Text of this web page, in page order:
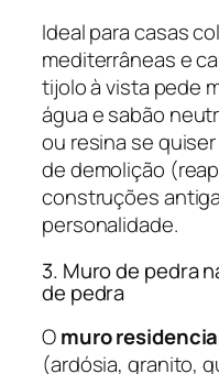
Ideal para casas
mediterrâneas e
tijolo à vista pede
água e sabão
ou resina se
de demolição
construções
personalidade.
3. Muro de pedra
de pedra
Omuro
(ardósia, granito,